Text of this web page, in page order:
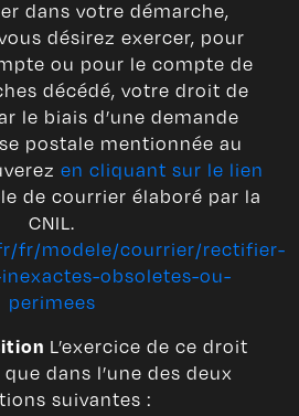
dans votre démarche,
désirez exercer, pour
ou pour le compte de
décédé, votre droit de
le biais d’une demande
postale mentionnée au
en cliquant sur le lien
de courrier élaboré par la
CNIL.
fr/modele/courrier/rectifier-
obsoletes-ou-
perimees
L’exercice de ce droit
dans l’une des deux
suivantes :